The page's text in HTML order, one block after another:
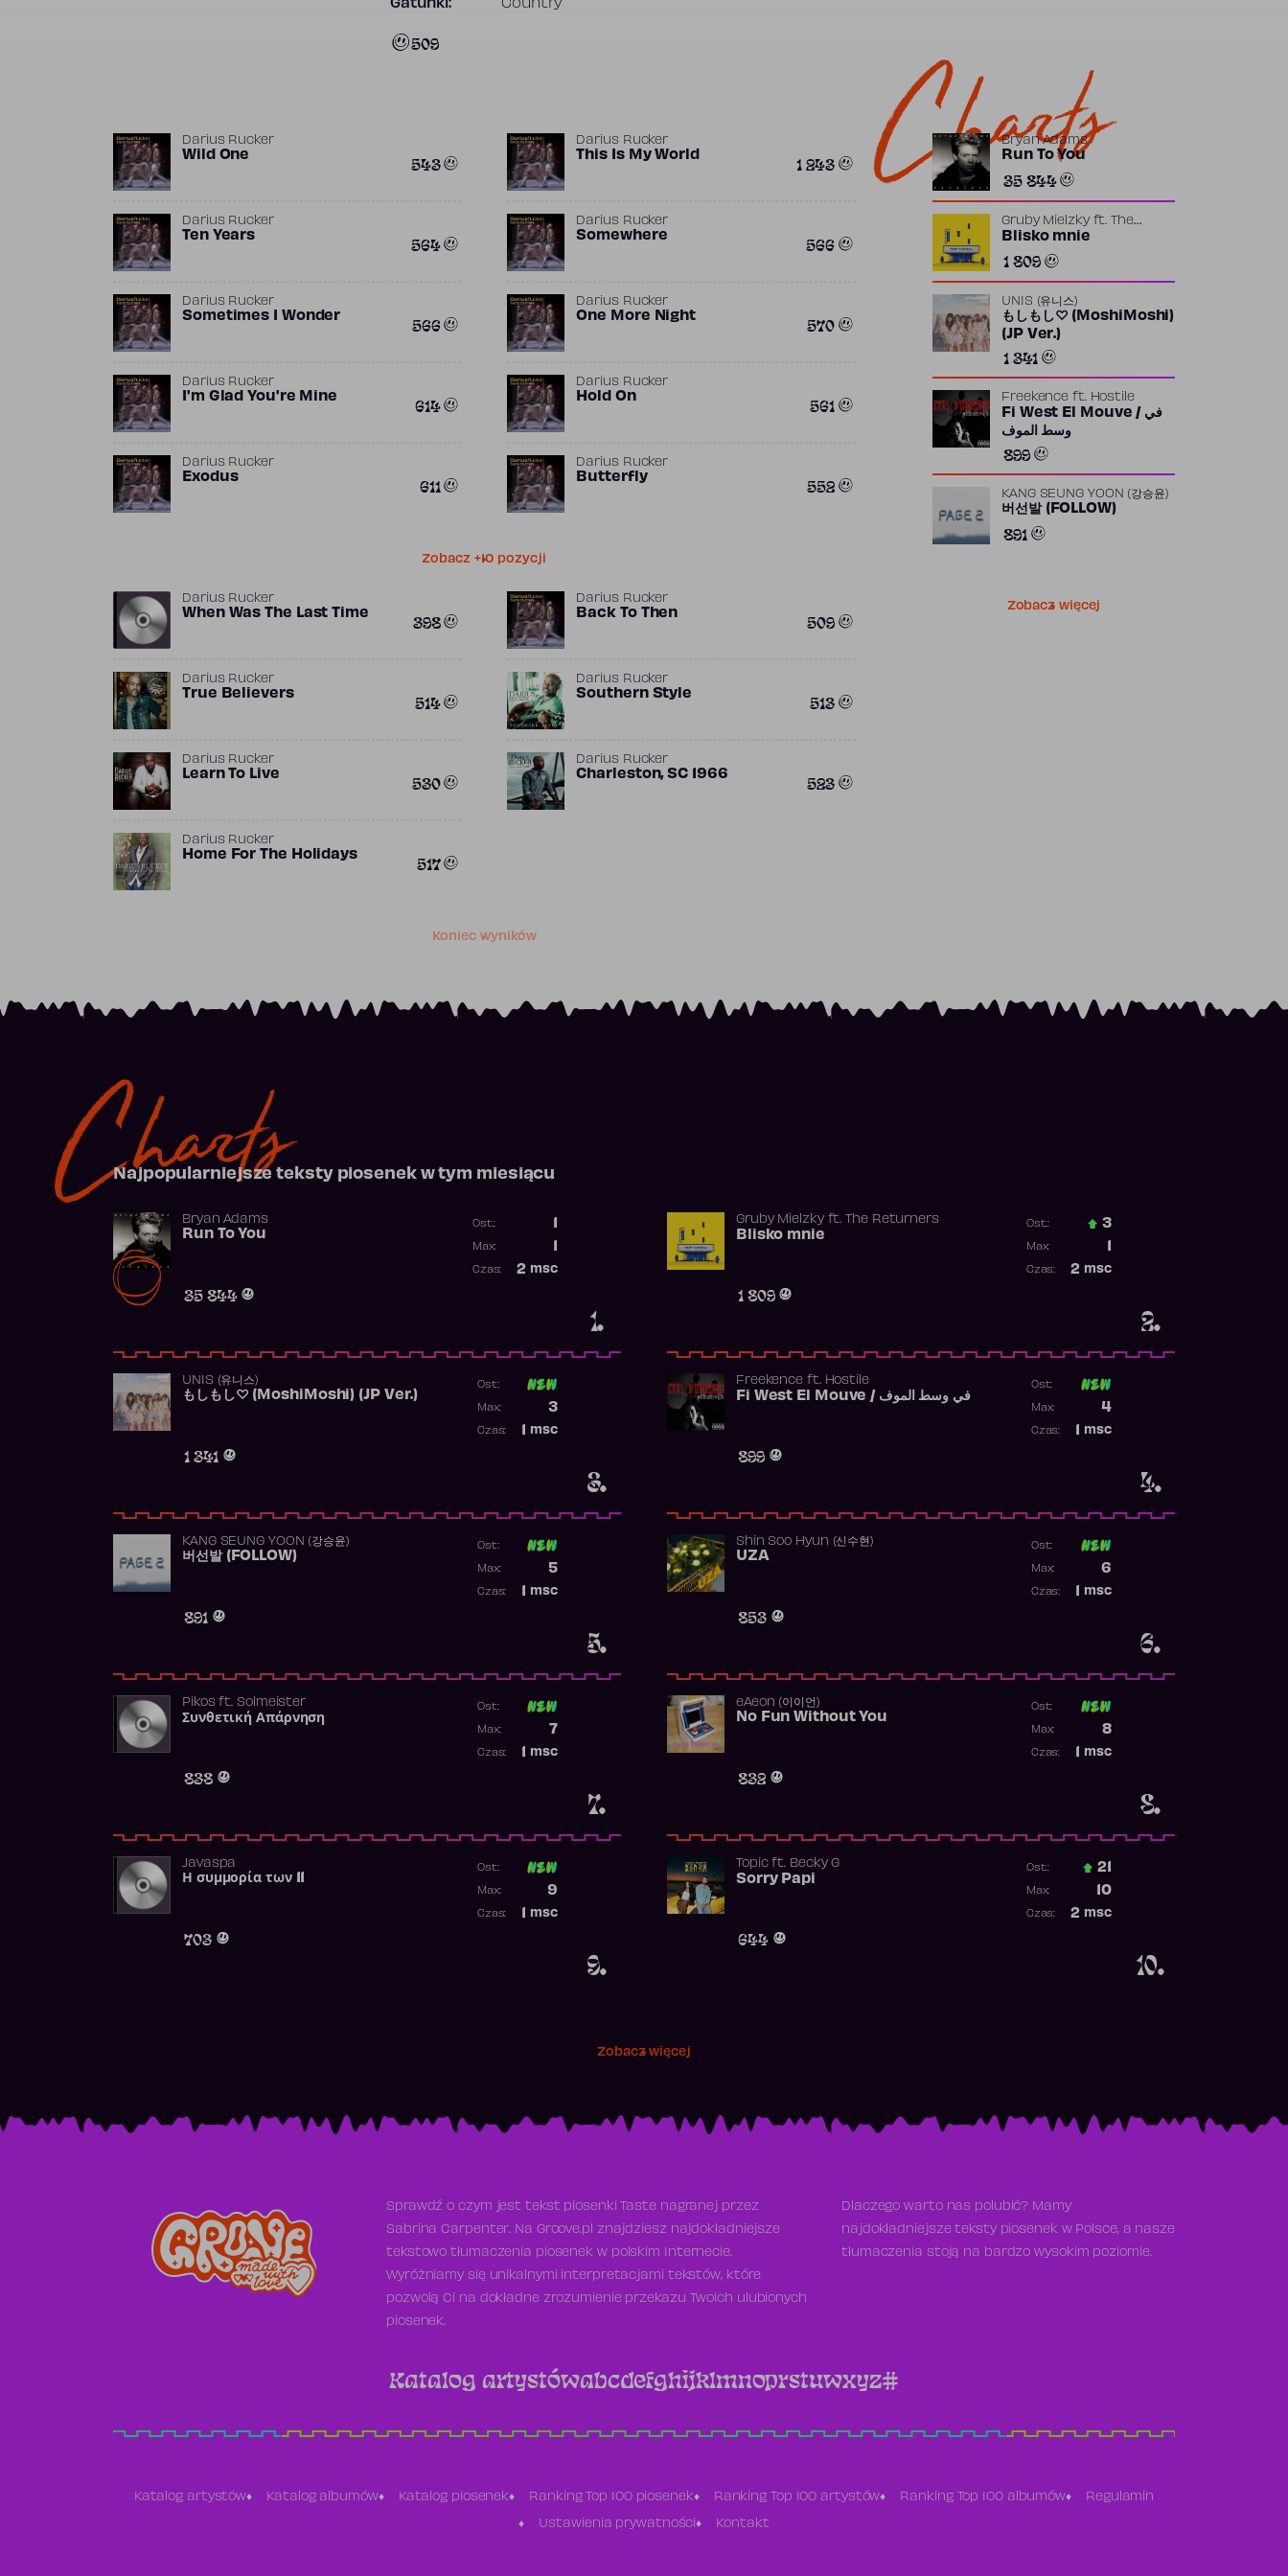
Gatunki: Country
509
Darius Rucker
Wild One 543
Darius Rucker
This Is My World 1 243
Darius Rucker
Ten Years 564
Darius Rucker
Somewhere 566
Darius Rucker
Sometimes I Wonder 566
Darius Rucker
One More Night 570
Darius Rucker
I'm Glad You're Mine 614
Darius Rucker
Hold On 561
Darius Rucker
Exodus 611
Darius Rucker
Butterfly 552
Zobacz +10 pozycji
Darius Rucker
When Was The Last Time 398
Darius Rucker
Back To Then 509
Darius Rucker
True Believers 514
Darius Rucker
Southern Style 513
Darius Rucker
Learn To Live 530
Darius Rucker
Charleston, SC 1966 523
Darius Rucker
Home For The Holidays 517
Koniec wyników
Charts
Bryan Adams
Run To You
35 844
Gruby Mielzkyft.
The
Returners
Blisko mnie
1 809
UNIS (유니스)
もしもし♡ (MoshiMoshi)
(JP Ver.)
1 341
Freekence ft. Hostile
Fi West El Mouve / في
وسط الموف
899
KANG SEUNG YOON (강승윤)
버선발 (FOLLOW)
891
Zobacz więcej
Charts
Najpopularniejsze teksty piosenek w tym miesiącu
1.
Bryan Adams
Run To You
35 844
Ost.:
Max:
2 msc
Czas:
2.
Gruby Mielzkyft. The Returners
Blisko mnie
1 809
Ost.: 3
Max:
2 msc
Czas:
3.
UNIS (유니스)
もしもし♡ (MoshiMoshi) (JP Ver.)
1 341
Ost:
3
Max:
msc
Czas:
4.
Freekence ft. Hostile
Fi West El Mouve / في وسط الموف
899
Ost:
4
Max:
msc
Czas:
5.
KANG SEUNG YOON (강승윤)
버선발 (FOLLOW)
891
Ost:
5
Max:
msc
Czas:
6.
Shin Soo Hyun (신수현)
UZA
853
Ost:
6
Max:
msc
Czas:
7.
Pikosft. Solmeister
Συνθετική Απάρνηση
838
Ost:
7
Max:
msc
Czas:
8.
​eAeon (이이언)
No Fun Without You
832
Ost:
8
Max:
msc
Czas:
9.
Javaspa
Η συμμορία των 11
703
Ost:
9
Max:
msc
Czas:
10.
Topicft. Becky G
Sorry Papi
644
Ost.: 21
10
Max:
2 msc
Czas:
Zobacz więcej
Sprawdź o czym jest tekst piosenki Taste nagranej przez
Sabrina Carpenter. Na Groove.pl znajdziesz najdokładniejsze
tekstowo tłumaczenia piosenek w polskim Internecie.
Wyróżniamy się unikalnymi interpretacjami tekstów, które
pozwolą Ci na dokładne zrozumienie przekazu Twoich ulubionych
piosenek.
Dlaczego warto nas polubić? Mamy
najdokładniejsze teksty piosenek w Polsce, a nasze
tłumaczenia stoją na bardzo wysokim poziomie.
Katalog artystówabcdefghijklmnoprstuwxyz#
Katalog artystów Katalog albumów Katalog piosenek Ranking Top 100 piosenek Ranking Top 100 artystów Ranking Top 100 albumów Regulamin
Ustawienia prywatności Kontakt